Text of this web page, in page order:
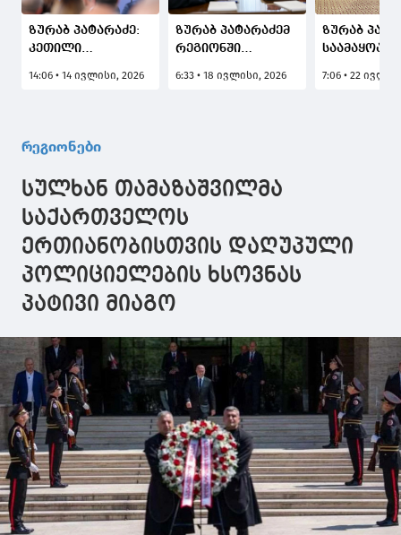
ზურაბ პატარაძე:
კეთილი
საქველმოქმედო
და
ცენტრ
"ბეთლემის"
მშენებლობა,
რომელიც ჩვენი
რეგიონისთვის
მნიშვნელოვანი
კერა გახდება
14:06 • 14 ივლისი, 2026
ზურაბ პატარაძემ
რეგიონში
სეზონზე
6:33 • 18 ივლისი, 2026
ზურაბ
საამაყოა,
ეროვნული
7:06 • 22
რეგიონები
სულხან თამაზაშვილმა
საქართველოს
ერთიანობისთვის დაღუპული
პოლიციელების ხსოვნას
პატივი მიაგო